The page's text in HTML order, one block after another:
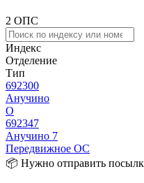
2 ОПС
Индекс
Отделение
Тип
692300
Анучино
О
692347
Анучино 7
Передвижное ОС
📦 Нужно отправить